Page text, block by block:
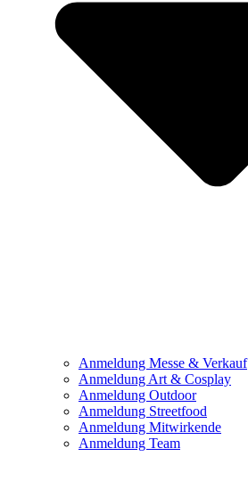
Anmeldung Messe & Verkauf
Anmeldung Art & Cosplay
Anmeldung Outdoor
Anmeldung Streetfood
Anmeldung Mitwirkende
Anmeldung Team